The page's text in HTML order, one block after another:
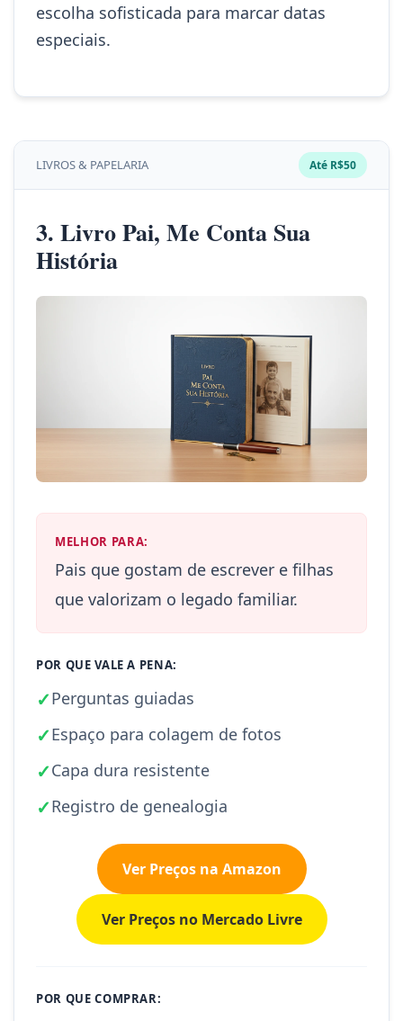
escolha sofisticada para marcar datas
especiais.
LIVROS & PAPELARIA Até R$50
3. Livro Pai, Me Conta Sua
História
MELHOR PARA:
Pais que gostam de escrever e filhas
que valorizam o legado familiar.
POR QUE VALE A PENA:
✓Perguntas guiadas
✓Espaço para colagem de fotos
✓Capa dura resistente
✓Registro de genealogia
Ver Preços na Amazon
Ver Preços no Mercado Livre
POR QUE COMPRAR: